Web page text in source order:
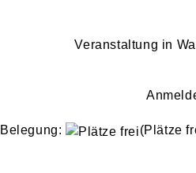
Veranstaltung in
Belegung: (Plätze